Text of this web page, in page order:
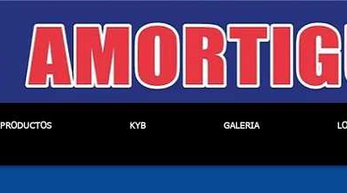
Casa del
PRODUCTOS KYB GALERIA
CDA EL